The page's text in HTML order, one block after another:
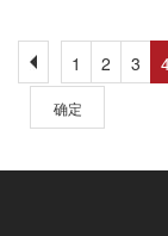
1 2 3
确定